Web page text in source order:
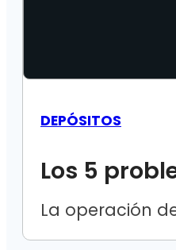
DEPÓSITOS
Los 5
La operación